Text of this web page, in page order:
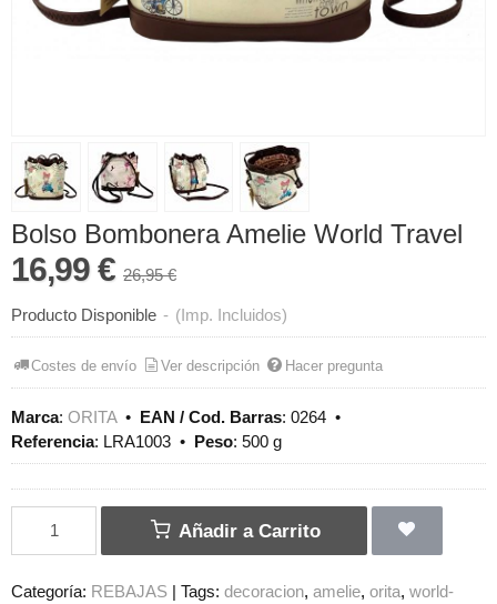
Bolso Bombonera Amelie World Travel
16,99 € 26,95 €
Producto Disponible - (Imp. Incluidos)
Costes de envío Ver descripción Hacer pregunta
Marca: ORITA• EAN / Cod. Barras: 0264 •
Referencia: LRA1003 • Peso: 500 g
Añadir a Carrito
Categoría: REBAJAS | Tags: decoracion amelie orita world-